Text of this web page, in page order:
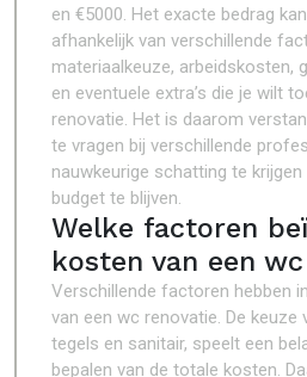
en €5000. Het exacte bedrag
afhankelijk van verschillende
materiaalkeuze, arbeidskosten,
en eventuele extra’s die je wilt
renovatie. Het is daarom
te vragen bij verschillende
nauwkeurige schatting te
budget te blijven.
Welke factoren
kosten van een
Verschillende factoren hebben
van een wc renovatie. De keuze
tegels en sanitair, speelt een
bepalen van de totale kosten.